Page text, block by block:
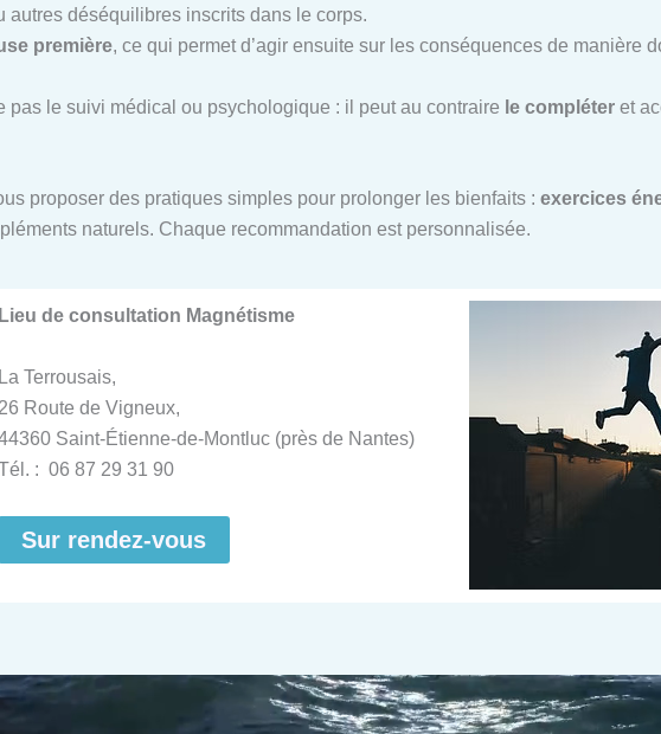
autres déséquilibres inscrits dans le corps.
première, ce qui permet d’agir ensuite sur les conséquences de manière
pas le suivi médical ou psychologique : il peut au contraire le compléter et
proposer des pratiques simples pour prolonger les bienfaits : exercices
naturels. Chaque recommandation est personnalisée.
Lieu de consultation Magnétisme
La Terrousais,
26 Route de Vigneux,
Saint-Étienne-de-Montluc (près de Nantes)
: 06 87 29 31 90
Sur rendez-vous